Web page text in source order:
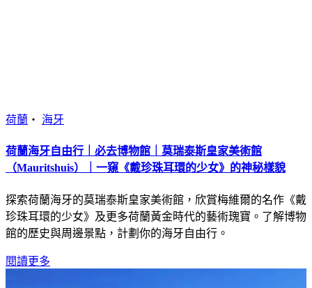
荷蘭 ・ 海牙
荷蘭海牙自由行｜必去博物館｜莫瑞泰斯皇家美術館
（Mauritshuis）｜一窺《戴珍珠耳環的少女》的神秘樣貌
探索荷蘭海牙的莫瑞泰斯皇家美術館，欣賞梅維爾的名作《戴
珍珠耳環的少女》及更多荷蘭黃金時代的藝術瑰寶。了解博物
館的歷史與周邊景點，計劃你的海牙自由行。
閱讀更多